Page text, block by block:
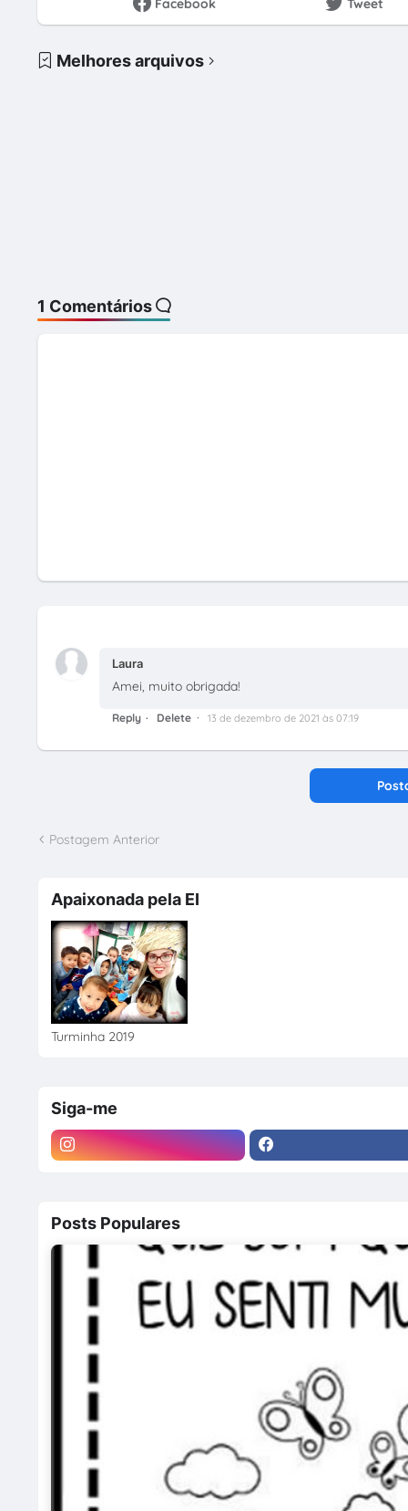
Facebook Tweet
Melhores arquivos
1 Comentários
Laura
Amei, muito obrigada!
Reply Delete 13 de dezembro de 2021 às 07:19
Postagem Anterior
Apaixonada pela EI
Turminha 2019
Siga-me
Posts Populares